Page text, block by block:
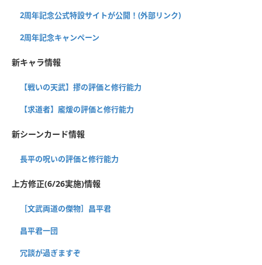
2周年記念公式特設サイトが公開！(外部リンク)
2周年記念キャンペーン
新キャラ情報
【戦いの天武】摎の評価と修行能力
【求道者】龐煖の評価と修行能力
新シーンカード情報
長平の呪いの評価と修行能力
上方修正(6/26実施)情報
［文武両道の傑物］昌平君
昌平君一団
冗談が過ぎますぞ